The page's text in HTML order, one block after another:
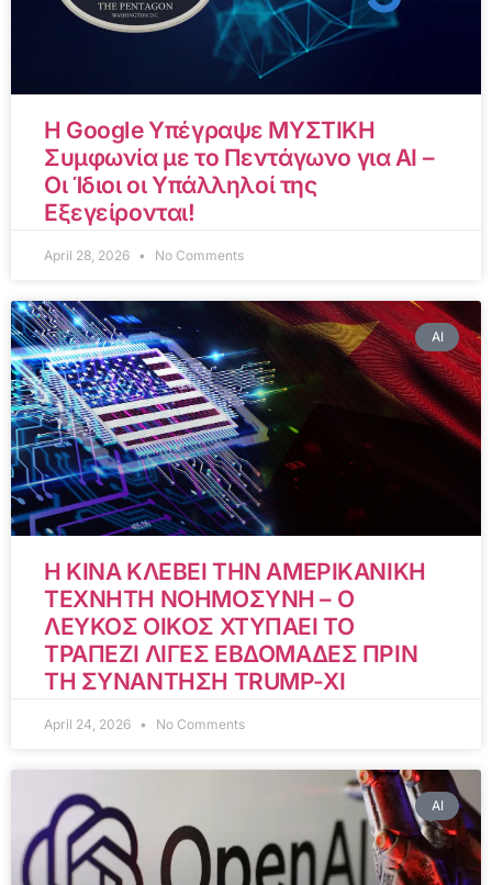
Η Google Υπέγραψε ΜΥΣΤΙΚΗ
Συμφωνία με το Πεντάγωνο για AI –
Οι Ίδιοι οι Υπάλληλοί της
Εξεγείρονται!
April 28, 2026 No Comments
AI
Η ΚΙΝΑ ΚΛΕΒΕΙ ΤΗΝ ΑΜΕΡΙΚΑΝΙΚΗ
ΤΕΧΝΗΤΗ ΝΟΗΜΟΣΥΝΗ – Ο
ΛΕΥΚΟΣ ΟΙΚΟΣ ΧΤΥΠΑΕΙ ΤΟ
ΤΡΑΠΕΖΙ ΛΙΓΕΣ ΕΒΔΟΜΑΔΕΣ ΠΡΙΝ
ΤΗ ΣΥΝΑΝΤΗΣΗ TRUMP-XI
April 24, 2026 No Comments
AI